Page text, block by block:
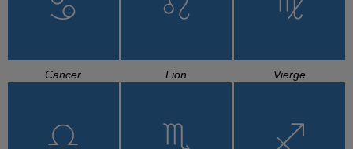
Cancer Lion Vierge